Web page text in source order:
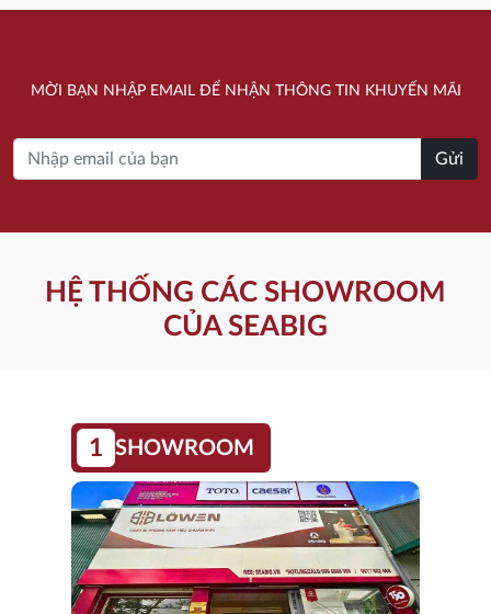
10.023.000 ₫.
là:
tại
1.843.000 ₫.
MỜI BẠN NHẬP EMAIL ĐỂ NHẬN THÔNG TIN KHUYẾN MÃI
Gửi
HỆ THỐNG CÁC SHOWROOM
CỦA SEABIG
1 SHOWROOM